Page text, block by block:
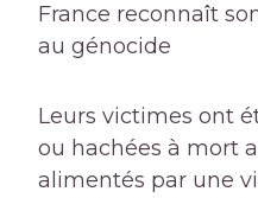
France reconnaît
au génocide
Leurs victimes ont
ou hachées à mort
alimentés par une